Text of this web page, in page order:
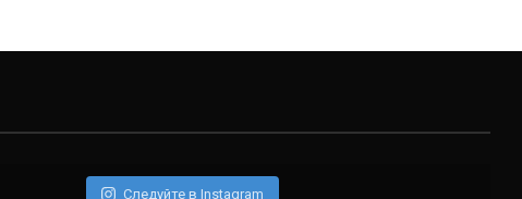
Следуйте в Instagram